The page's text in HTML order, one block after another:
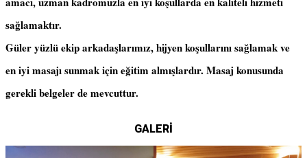
sağlamaktır.
Güler yüzlü ekip arkadaşlarımız, hijyen koşullarını sağlamak ve
en iyi masajı sunmak için eğitim almışlardır. Masaj konusunda
gerekli belgeler de mevcuttur.
GALERİ